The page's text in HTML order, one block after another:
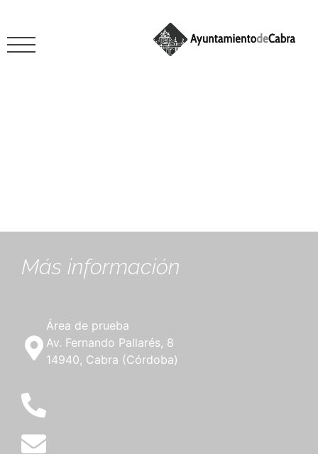
Más información
Área de prueba
Av. Fernando Pallarés, 8
14940, Cabra (Córdoba)